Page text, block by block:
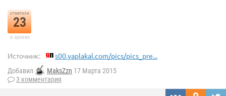
отметили
23
в архиве
Источник: s00.yaplakal.com/pics/pics_pre...
Добавил MaksZzn 17 Марта 2015
3 комментария